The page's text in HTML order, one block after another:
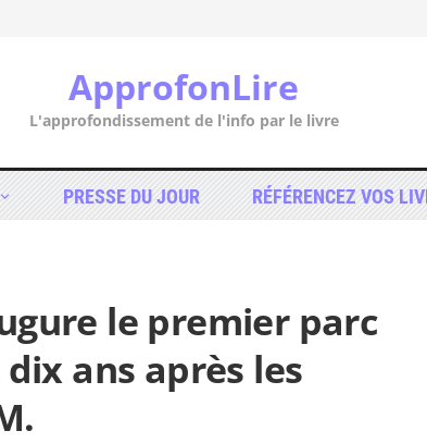
ApprofonLire
L'approfondissement de l'info par le livre
PRESSE DU JOUR RÉFÉRENCEZ VOS
le premier parc
ans après les